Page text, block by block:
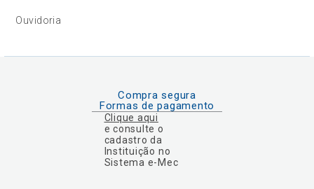
Ouvidoria
Compra segura
Formas de pagamento
Clique aqui
e consulte o
cadastro da
Instituição no
Sistema e-Mec